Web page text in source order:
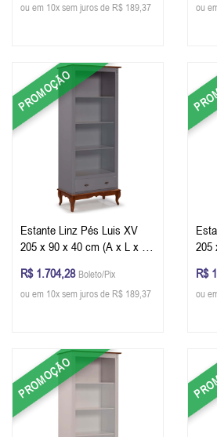
ou em 10x sem juros de R$ 189,37
ou
PROMOÇÃO
Estante Linz Pés Luis XV
205 x 90 x 40 cm (A x L x P)
Glazer
R$ 1.704,28 Boleto/Pix
ou em 10x sem juros de R$ 189,37
205
R$
ou
PROMOÇÃO